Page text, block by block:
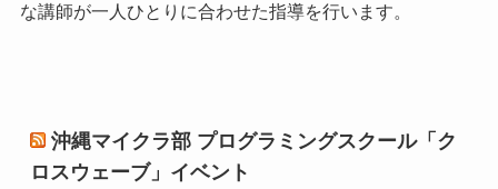
な講師が一人ひとりに合わせた指導を行います。
沖縄マイクラ部 プログラミングスクール「ク
ロスウェーブ」イベント